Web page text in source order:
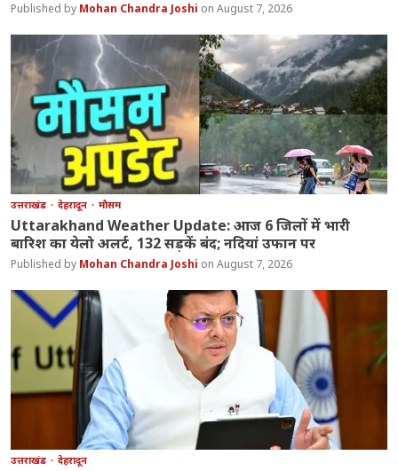
Mohan Chandra Joshi August 7, 2026
उत्तराखंड देहरादून मौसम
Uttarakhand Weather Update: आज 6 जिलों में भारी
बारिश का येलो अलर्ट, 132 सड़कें बंद; नदियां उफान पर
Mohan Chandra Joshi August 7, 2026
उत्तराखंड देहरादून